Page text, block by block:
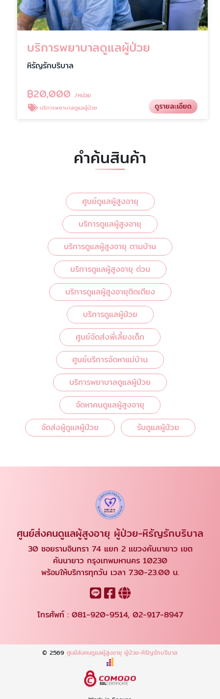
บริการพยาบาลดูแลผู้ป่วย
หิรัญรักบริบาล
฿20,000 /หน่วย
บริการพยาบาลดูแลผู้ป่วย ดูรายละเอียด
คำค้นสินค้า
ศูนย์ดูแลผู้สูงอายุ
บริการดูแลผู้สูงอายุ
บริการดูแลผู้สูงอายุ ตามบ้าน
บริการดูแลผู้สูงอายุ ด่วน
บริการดูแลผู้สูงอายุติดเตียง
บริการดูแลผู้ป่วย
ศูนย์จัดส่งพี่เลี้ยงเด็ก
ศูนย์บริการจัดหาแม่บ้าน
บริการพยาบาลดูแลผู้ป่วย
จัดหาคนดูแลผู้สูงอายุ
จัดส่งผู้ดูแลผู้ป่วย
รับดูแลผู้ป่วย
ศูนย์ส่งคนดูแลผู้สูงอายุ ผู้ป่วย-หิรัญรักบริบาล
30 ซอยรามอินทรา 74 แยก 2 แขวงคันนายาว เขต
คันนายาว กรุงเทพมหานคร 10230
พร้อมให้บริการทุกวัน เวลา 7.30-23.00 น.
โทรศัพท์ : 081-920-9514, 02-917-8947
© 2569ศูนย์ส่งคนดูแลผู้สูงอายุ ผู้ป่วย-หิรัญรักบริบาล